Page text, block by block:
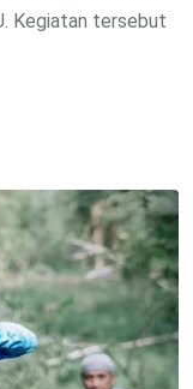
Kegiatan tersebut